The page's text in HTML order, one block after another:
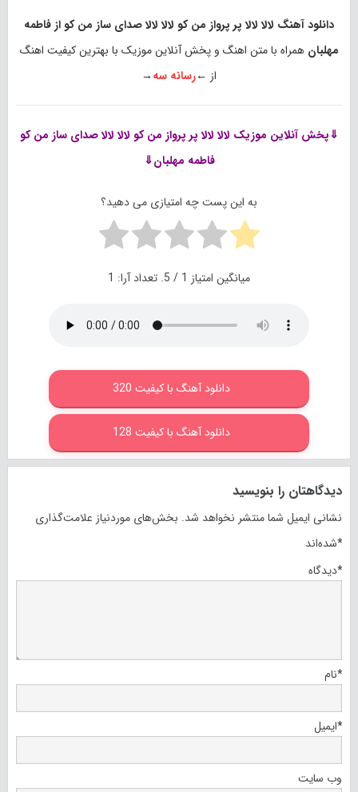
دانلود آهنگ لالا لالا پر پرواز من کو لالا لالا صدای ساز من کو از فاطمه
مهلبانهمراه با متن اهنگ و پخش آنلاین موزیک با بهترین کیفیت اهنگ
از ←رسانه سه→
⇓پخش آنلاین موزیک لالا لالا پر پرواز من کو لالا لالا صدای ساز من کو
فاطمه مهلبان⇓
به این پست چه امتیازی می دهید؟
میانگین امتیاز 1 / 5. تعداد آرا: 1
دانلود آهنگ با کیفیت 320
دانلود آهنگ با کیفیت 128
دیدگاهتان را بنویسید
نشانی ایمیل شما منتشر نخواهد شد. بخش‌های موردنیاز علامت‌گذاری
شده‌اند*
دیدگاه*
نام*
ایمیل*
وب‌ سایت